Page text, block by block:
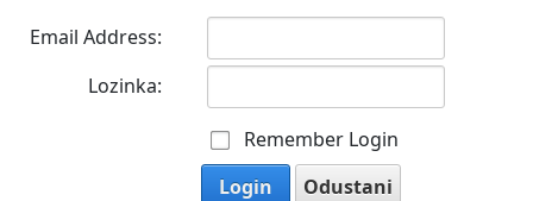
Email Address:
Lozinka:
Remember Login
Login
Odustani